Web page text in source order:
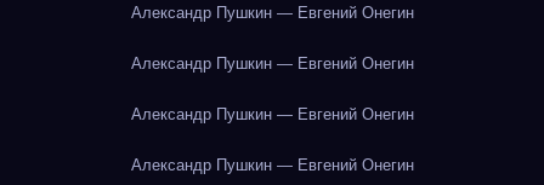
Александр Пушкин — Евгений Онегин
Александр Пушкин — Евгений Онегин
Александр Пушкин — Евгений Онегин
Александр Пушкин — Евгений Онегин